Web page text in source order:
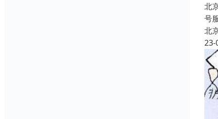
北
号
北
23-